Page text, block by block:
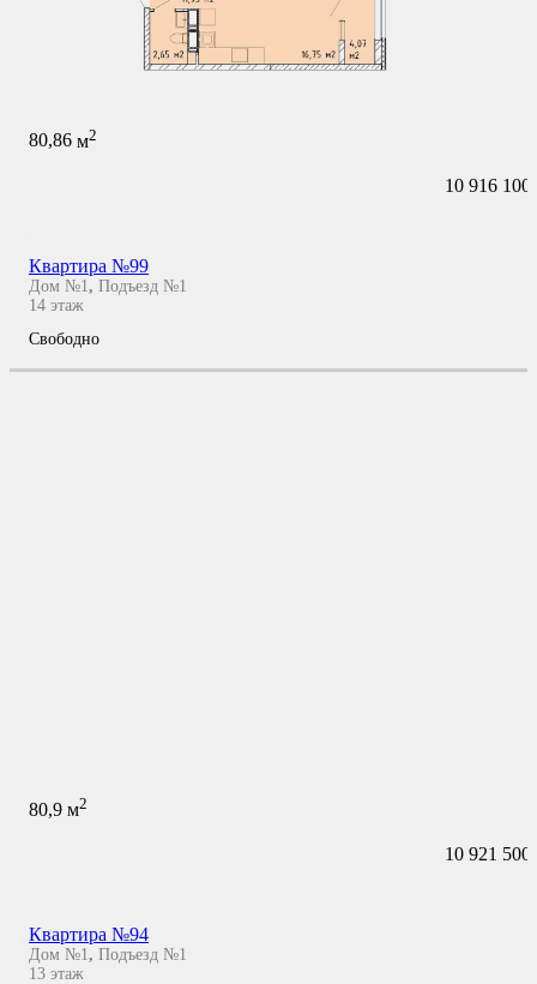
80,86 м2
10 916 100
Квартира №99
Дом №1, Подъезд №1
14 этаж
Свободно
80,9 м2
10 921 500
Квартира №94
Дом №1 , Подъезд №1
13 этаж